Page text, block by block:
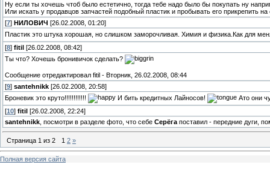
Ну если ты хочешь чтоб было естетично, тогда тебе надо было бы покупать ну
Или искать у продавцов запчастей подобный пластик и пробывать его прикрепить
[7] НИЛОВИЧ [26.02.2008, 01:20]
Пластик это штука хорошая, но слишком заморочливая. Химия и физика.Как для
[8] fitil [26.02.2008, 08:42]
Ты что? Хочешь бронивичок сделать?
Сообщение отредактировал fitil - Вторник, 26.02.2008, 08:44
[9] santehnikk [26.02.2008, 20:58]
Броневик это круто!!!!!!!!!!!!
И бить кредитных Лайносов!
Ато они
[10] fitil [26.02.2008, 22:24]
santehnikk , посмотри в разделе фото, что себе Серёга поставил - передние дуги,
Страница 1 из 2 1 2 »
Полная версия сайта